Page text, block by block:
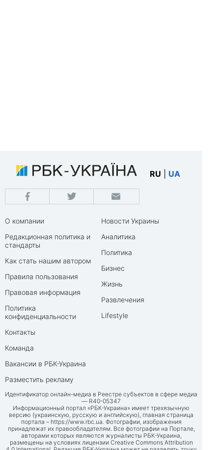
RU UA
О компании
Редакционная политика и
стандарты
Как стать нашим автором
Правила пользования
Правовая информация
Политика
конфиденциальности
Контакты
Команда
Вакансии в РБК-Украина
Разместить рекламу
Новости Украины
Аналитика
Политика
Бизнес
Жизнь
Развлечения
Lifestyle
Идентификатор онлайн-медиа в Реестре субъектов в сфере медиа
— R40-05347
Информационный портал «РБК-Украина» имеет трехязычную
версию (украинскую, русскую и английскую), главная страница
портала – https://www.rbc.ua. Фотографии, изображения
принадлежат их правообладателям. Все фотографии на Портале,
авторами которых являются журналисты РБК-Украина,
размещены на условиях лицензии Creative Commons Attribution